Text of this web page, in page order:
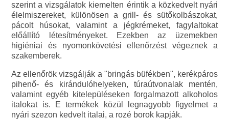
szerint a vizsgálatok kiemelten érintik a közkedvelt nyári
élelmiszereket, különösen a grill- és sütőkolbászokat,
pácolt húsokat, valamint a jégkrémeket, fagylaltokat
előállító létesítményeket. Ezekben az üzemekben
higiéniai és nyomonkövetési ellenőrzést végeznek a
szakemberek.
Az ellenőrök vizsgálják a "bringás büfékben", kerékpáros
pihenő- és kirándulóhelyeken, túraútvonalak mentén,
valamint egyéb kitelepüléseken forgalmazott alkoholos
italokat is. E termékek közül legnagyobb figyelmet a
nyári szezon kedvelt italai, a rozé borok kapják.